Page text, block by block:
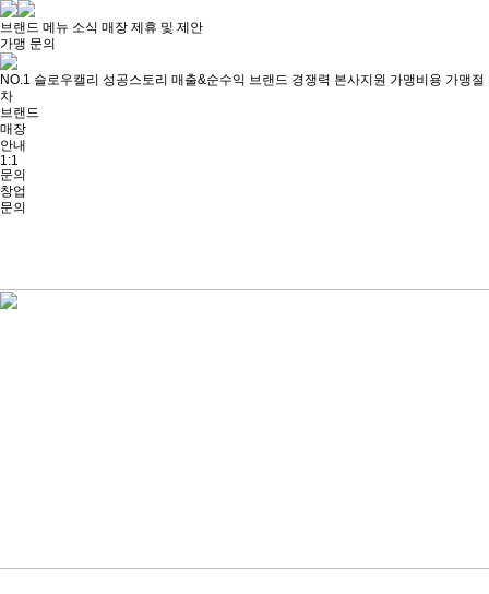
브랜드 메뉴 소식 매장 제휴 및 제안
가맹 문의
NO.1 슬로우캘리 성공스토리 매출&순수익 브랜드 경쟁력 본사지원 가맹비용 가맹절
차
브랜드
매장
안내
1:1
문의
창업
문의